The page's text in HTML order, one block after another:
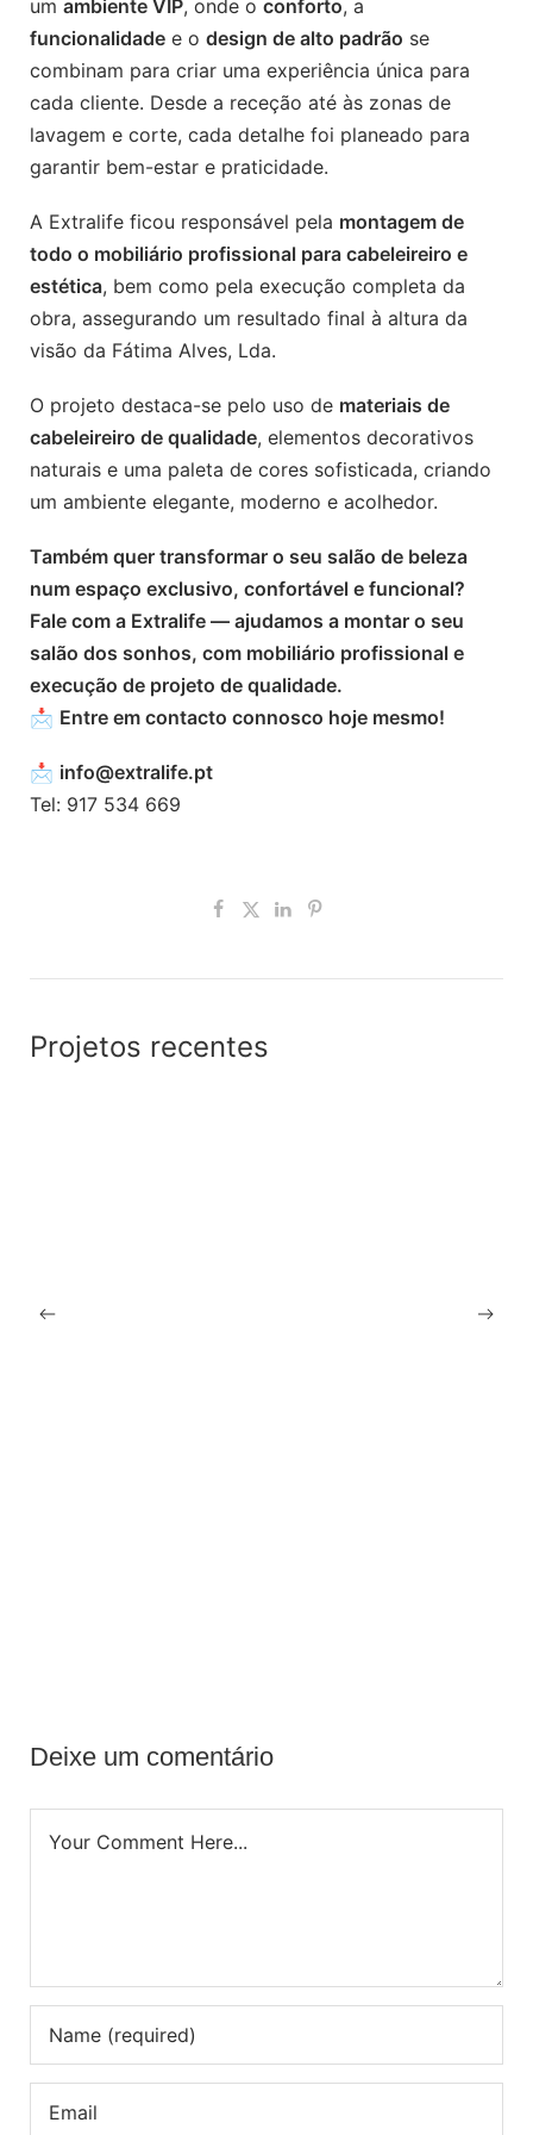
um ambiente VIP, onde o conforto, a
funcionalidade e o design de alto padrão se
combinam para criar uma experiência única para
cada cliente. Desde a receção até às zonas de
lavagem e corte, cada detalhe foi planeado para
garantir bem-estar e praticidade.
A Extralife ficou responsável pela montagem de
todo o mobiliário profissional para cabeleireiro e
estética, bem como pela execução completa da
obra, assegurando um resultado final à altura da
visão da Fátima Alves, Lda.
O projeto destaca-se pelo uso de materiais de
cabeleireiro de qualidade, elementos decorativos
naturais e uma paleta de cores sofisticada, criando
um ambiente elegante, moderno e acolhedor.
Também quer transformar o seu salão de beleza
num espaço exclusivo, confortável e funcional?
Fale com a Extralife — ajudamos a montar o seu
salão dos sonhos, com mobiliário profissional e
execução de projeto de qualidade.
📩 Entre em contacto connosco hoje mesmo!
📩 info@extralife.pt
Tel: 917 534 669
Projetos recentes
Deixe um comentário